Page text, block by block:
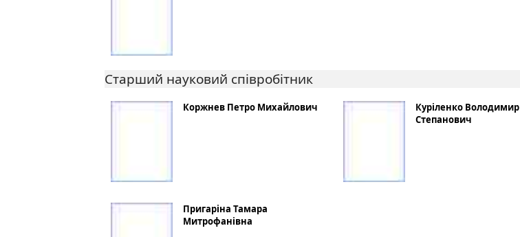
Старший науковий співробітник
Коржнев Петро Михайлович
Куріленко Володимир
Степанович
Пригаріна Тамара
Митрофанівна